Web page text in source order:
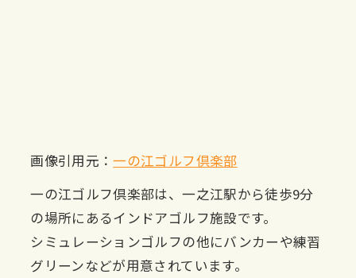
画像引用元：一の江ゴルフ倶楽部
一の江ゴルフ倶楽部は、一之江駅から徒歩9分
の場所にあるインドアゴルフ施設です。
シミュレーションゴルフの他にバンカーや練習
グリーンなどが用意されています。